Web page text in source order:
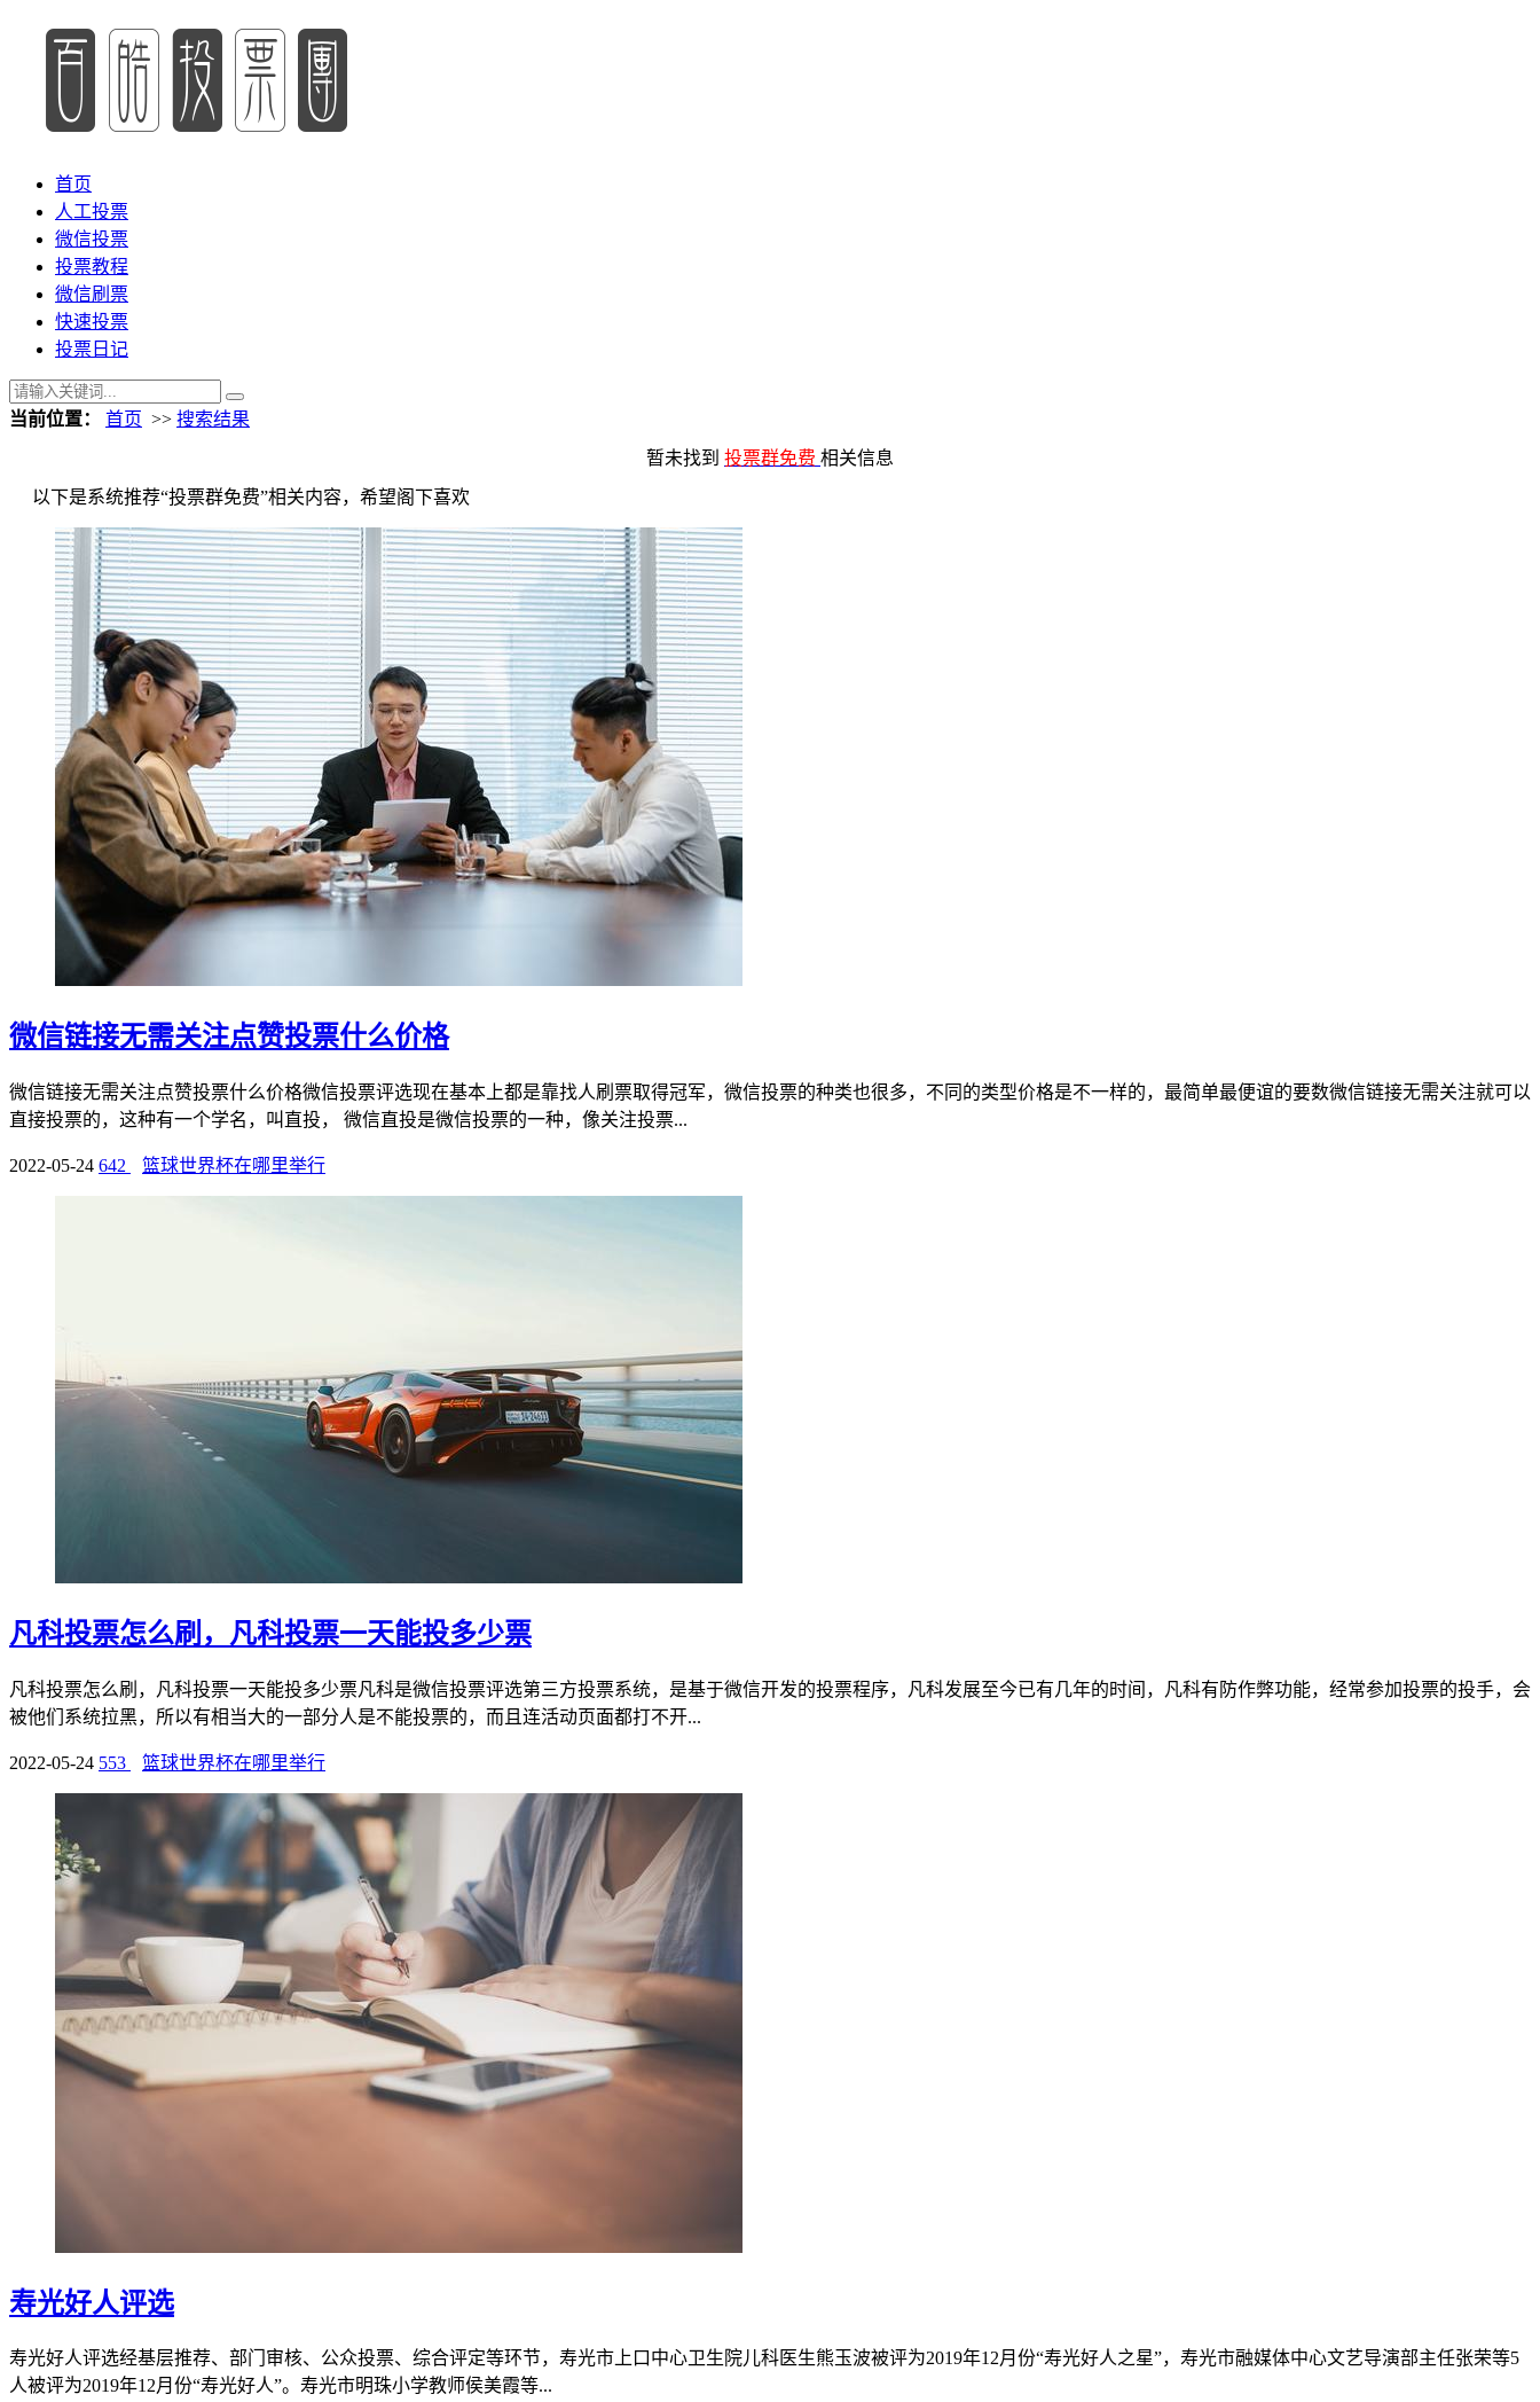
首页
人工投票
微信投票
投票教程
微信刷票
快速投票
投票日记
当前位置： 首页 >> 搜索结果
暂未找到 投票群免费 相关信息
以下是系统推荐“投票群免费”相关内容，希望阁下喜欢
微信链接无需关注点赞投票什么价格
微信链接无需关注点赞投票什么价格微信投票评选现在基本上都是靠找人刷票取得冠军，微信投票的种类也很多，不同的类型价格是不一样的，最简单最便谊的要数微信链接无需关注就可以
直接投票的，这种有一个学名，叫直投， 微信直投是微信投票的一种，像关注投票...
2022-05-24 642 篮球世界杯在哪里举行
凡科投票怎么刷，凡科投票一天能投多少票
凡科投票怎么刷，凡科投票一天能投多少票凡科是微信投票评选第三方投票系统，是基于微信开发的投票程序，凡科发展至今已有几年的时间，凡科有防作弊功能，经常参加投票的投手，会
被他们系统拉黑，所以有相当大的一部分人是不能投票的，而且连活动页面都打不开...
2022-05-24 553 篮球世界杯在哪里举行
寿光好人评选
寿光好人评选经基层推荐、部门审核、公众投票、综合评定等环节，寿光市上口中心卫生院儿科医生熊玉波被评为2019年12月份“寿光好人之星”，寿光市融媒体中心文艺导演部主任张荣等5
人被评为2019年12月份“寿光好人”。寿光市明珠小学教师侯美霞等...